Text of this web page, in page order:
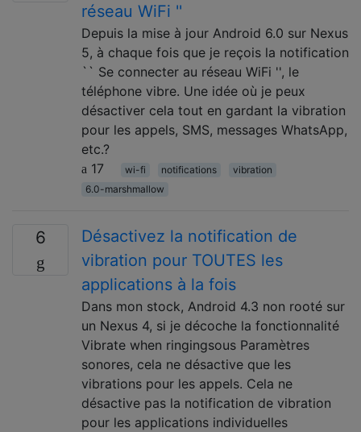
réseau WiFi ''
Depuis la mise à jour Android 6.0 sur Nexus
5, à chaque fois que je reçois la notification
`` Se connecter au réseau WiFi '', le
téléphone vibre. Une idée où je peux
désactiver cela tout en gardant la vibration
pour les appels, SMS, messages WhatsApp,
etc.?
17
wi-fi notifications
vibration
6.0-marshmallow
6
Désactivez la notification de
vibration pour TOUTES les
applications à la fois
Dans mon stock, Android 4.3 non rooté sur
un Nexus 4, si je décoche la fonctionnalité
Vibrate when ringingsous Paramètres
sonores, cela ne désactive que les
vibrations pour les appels. Cela ne
désactive pas la notification de vibration
pour les applications individuelles